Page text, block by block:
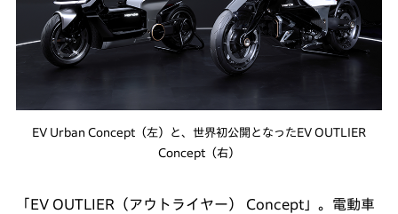
EV Urban Concept（左）と、世界初公開となったEV OUTLIER
Concept（右）
「EV OUTLIER（アウトライヤー） Concept」。電動車